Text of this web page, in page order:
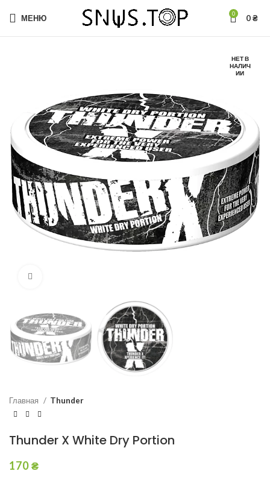
МЕНЮ 0 0₴
НЕТ В
НАЛИЧ
ИИ
Главная Thunder
Thunder X White Dry Portion
170₴